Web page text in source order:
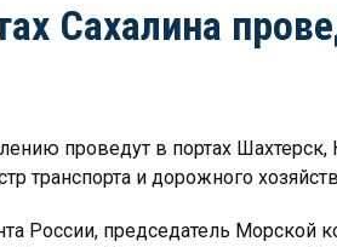
Сахалина
проведут в портах
транспорта и дорожного
России, председатель Морской